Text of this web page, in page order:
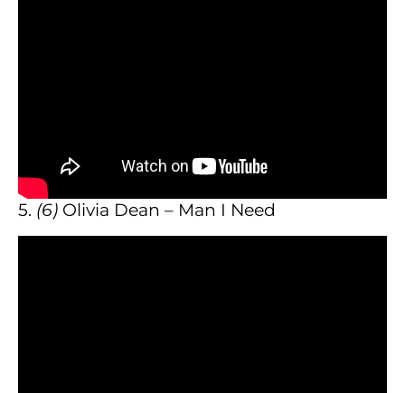
5. (6) Olivia Dean – Man I Need